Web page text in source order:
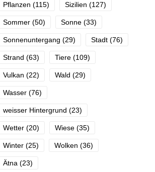
Pflanzen (115) Sizilien (127)
Sommer (50) Sonne (33)
Sonnenuntergang (29) Stadt (76)
Strand (63) Tiere (109)
Vulkan (22) Wald (29)
Wasser (76)
weisser Hintergrund (23)
Wetter (20) Wiese (35)
Winter (25) Wolken (36)
Ätna (23)